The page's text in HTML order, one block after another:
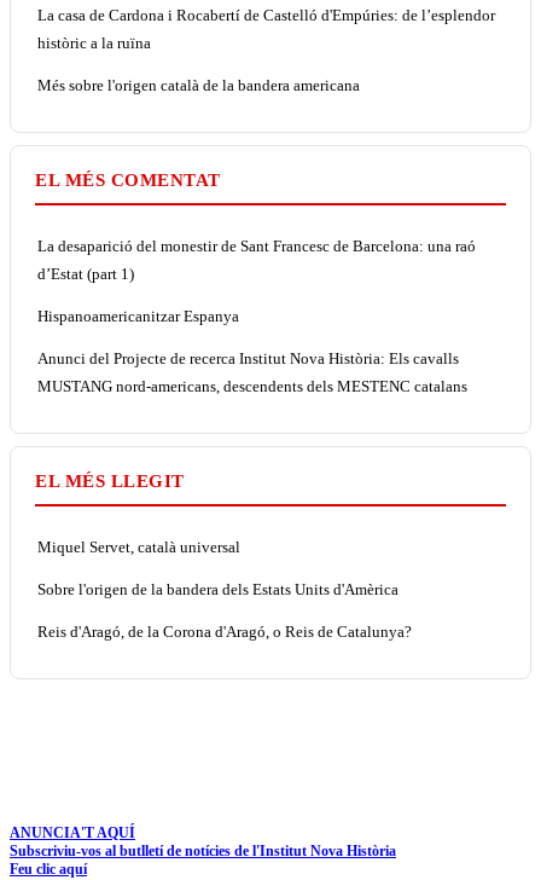
La casa de Cardona i Rocabertí de Castelló d'Empúries: de l’esplendor
històric a la ruïna
Més sobre l'origen català de la bandera americana
EL MÉS COMENTAT
La desaparició del monestir de Sant Francesc de Barcelona: una raó
d’Estat (part 1)
Hispanoamericanitzar Espanya
Anunci del Projecte de recerca Institut Nova Història: Els cavalls
MUSTANG nord-americans, descendents dels MESTENC catalans
EL MÉS LLEGIT
Miquel Servet, català universal
Sobre l'origen de la bandera dels Estats Units d'Amèrica
Reis d'Aragó, de la Corona d'Aragó, o Reis de Catalunya?
ANUNCIA'T AQUÍ
Subscriviu-vos al butlletí de notícies de l'Institut Nova Història
Feu clic aquí